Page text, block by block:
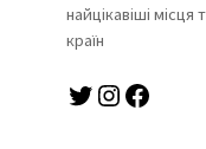
найцікавіші місця
країн
Twitter Instagram Facebook